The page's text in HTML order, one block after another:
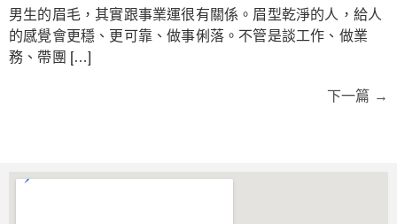
男生的眉毛，其實跟事業運很有關係。眉型乾淨的人，給人
的感覺會更穩、更可靠、做事俐落。不管是談工作、做業
務、帶團 […]
下一篇 →